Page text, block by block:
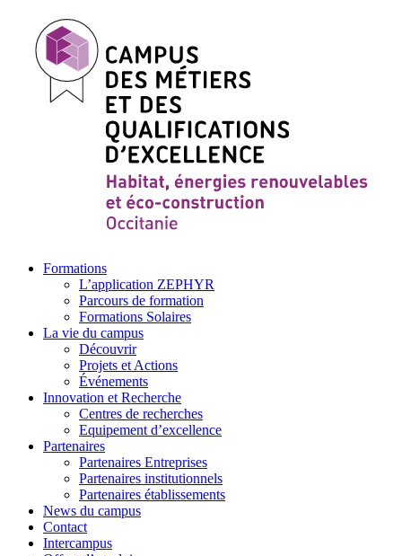
Formations
L’application ZEPHYR
Parcours de formation
Formations Solaires
La vie du campus
Découvrir
Projets et Actions
Événements
Innovation et Recherche
Centres de recherches
Equipement d’excellence
Partenaires
Partenaires Entreprises
Partenaires institutionnels
Partenaires établissements
News du campus
Contact
Intercampus